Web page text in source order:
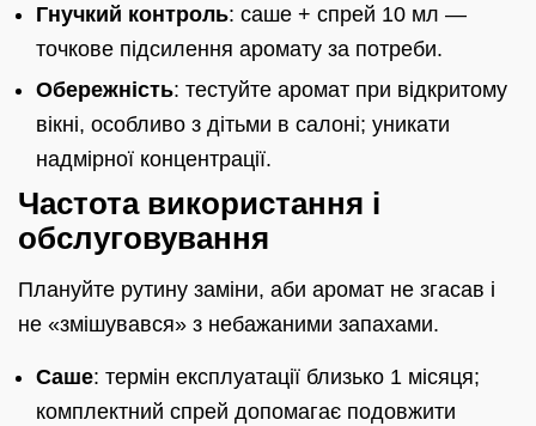
Гнучкий контроль: саше + спрей 10 мл —
точкове підсилення аромату за потреби.
Обережність: тестуйте аромат при відкритому
вікні, особливо з дітьми в салоні; уникати
надмірної концентрації.
Частота використання і
обслуговування
Плануйте рутину заміни, аби аромат не згасав і
не «змішувався» з небажаними запахами.
Саше: термін експлуатації близько 1 місяця;
комплектний спрей допомагає подовжити